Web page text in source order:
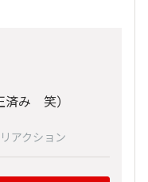
み 笑）
アクション